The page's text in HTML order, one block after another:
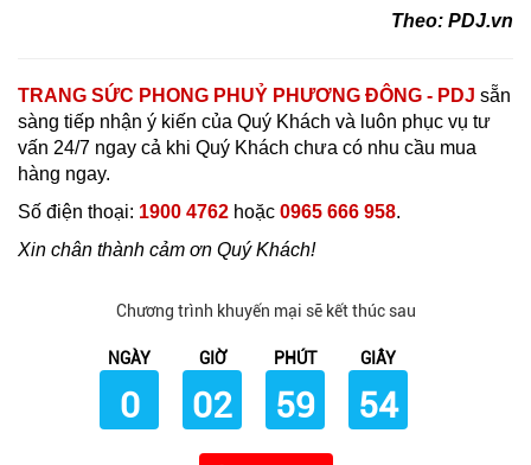
Theo: PDJ.vn
TRANG SỨC PHONG PHUỶ PHƯƠNG ĐÔNG - PDJ sẵn
sàng tiếp nhận ý kiến của Quý Khách và luôn phục vụ tư
vấn 24/7 ngay cả khi Quý Khách chưa có nhu cầu mua
hàng ngay.
Số điện thoại: 1900 4762 hoặc 0965 666 958.
Xin chân thành cảm ơn Quý Khách!
Chương trình khuyến mại sẽ kết thúc sau
NGÀY
0
GIỜ
02
PHÚT
59
GIÂY
53